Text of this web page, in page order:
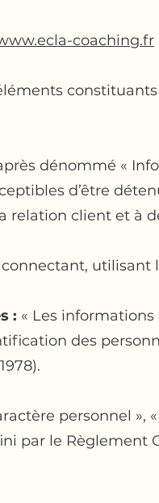
coaching.fr
dénommé «
d’être
relation client et à
utilisant
: « Les
des
personnel »,
par le Règlement